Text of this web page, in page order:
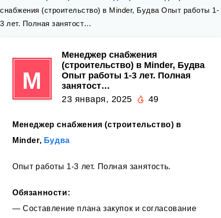
снабжения (строительство) в Minder, Будва Опыт работы 1-
3 лет. Полная занятост…
М
Менеджер снабжения
(строительство) в Minder, Будва
Опыт работы 1-3 лет. Полная
занятост…
23 января, 2025
49
Менеджер снабжения (строительство) в
Minder, Будва
Опыт работы 1-3 лет. Полная занятость.
Обязанности:
— Составление плана закупок и согласование